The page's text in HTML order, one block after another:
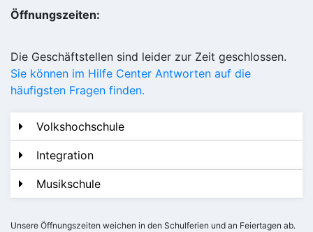
Öffnungszeiten:
Die Geschäftstellen sind leider zur Zeit geschlossen.
Sie können im Hilfe Center Antworten auf die
häufigsten Fragen finden.
Volkshochschule
Integration
Musikschule
Unsere Öffnungszeiten weichen in den Schulferien und an Feiertagen ab.